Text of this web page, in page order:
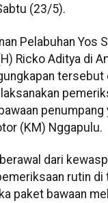
(23/5).
Pelabuhan Yos
Ricko Aditya di
tersebut
penumpang
(KM) Nggapulu.
dari
rutin di
paket bawaan